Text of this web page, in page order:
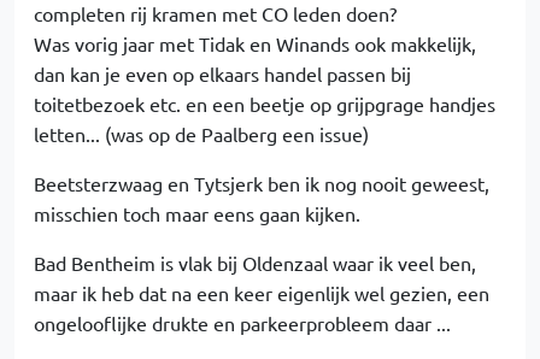
completen rij kramen met CO leden doen?
Was vorig jaar met Tidak en Winands ook makkelijk,
dan kan je even op elkaars handel passen bij
toitetbezoek etc. en een beetje op grijpgrage handjes
letten... (was op de Paalberg een issue)
Beetsterzwaag en Tytsjerk ben ik nog nooit geweest,
misschien toch maar eens gaan kijken.
Bad Bentheim is vlak bij Oldenzaal waar ik veel ben,
maar ik heb dat na een keer eigenlijk wel gezien, een
ongelooflijke drukte en parkeerprobleem daar ...